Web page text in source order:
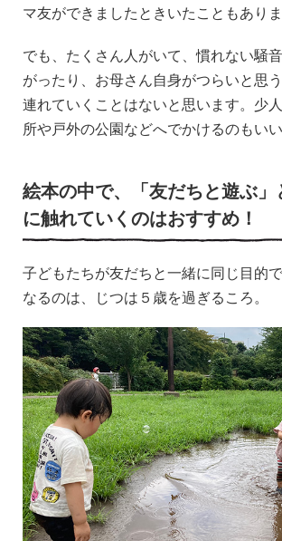
マ友ができましたときいたこともありま
でも、たくさん人がいて、慣れない騒
がったり、お母さん自身がつらいと思
連れていくことはないと思います。少
所や戸外の公園などへでかけるのもいい
絵本の中で、「友だちと遊ぶ」
に触れていくのはおすすめ！
子どもたちが友だちと一緒に同じ目的
なるのは、じつは５歳を過ぎるころ。